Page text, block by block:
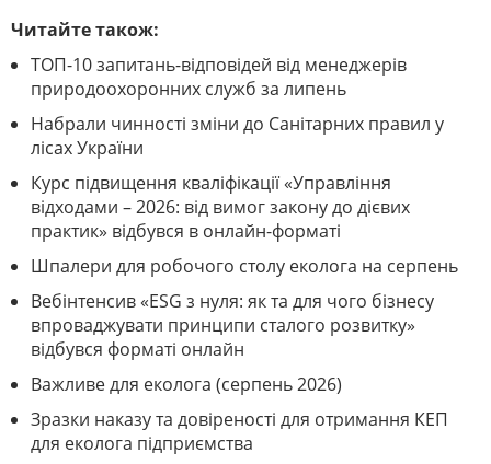
Читайте також:
ТОП-10 запитань-відповідей від менеджерів
природоохоронних служб за липень
Набрали чинності зміни до Санітарних правил у
лісах України
Курс підвищення кваліфікації «Управління
відходами – 2026: від вимог закону до дієвих
практик» відбувся в онлайн-форматі
Шпалери для робочого столу еколога на серпень
Вебінтенсив «ESG з нуля: як та для чого бізнесу
впроваджувати принципи сталого розвитку»
відбувся форматі онлайн
Важливе для еколога (серпень 2026)
Зразки наказу та довіреності для отримання КЕП
для еколога підприємства